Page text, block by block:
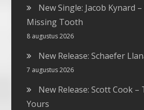
New Single: Jacob Kynard –
Missing Tooth
8 augustus 2026
New Release: Schaefer
7 augustus 2026
New Release: Scott Cook
Yours